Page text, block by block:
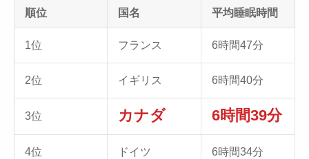
順位 国名 平均睡眠時間
1位 フランス 6時間47分
2位 イギリス 6時間40分
3位 カナダ 6時間39分
4位 ドイツ 6時間34分